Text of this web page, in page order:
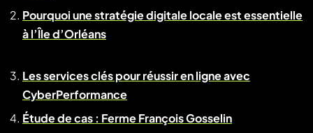
Pourquoi une stratégie digitale locale est essentielle
à l’Île d’Orléans
Les services clés pour réussir en ligne avec
CyberPerformance
Étude de cas : Ferme François Gosselin